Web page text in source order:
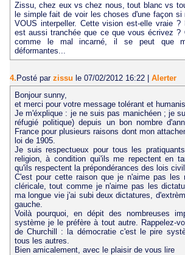
Zissu, chez eux vs chez nous, tout blanc vs
le simple fait de voir les choses d'une façon si
VOUS interpeller. Cette vision est-elle vraie
est aussi tranchée que ce que vous écrivez ?
comme le mal incarné, il se peut que
déformantes...
4.Posté par zissu le 07/02/2012 16:22 | Alerter
Bonjour sunny,
et merci pour votre message tolérant et
Je m'éxplique : je ne suis pas manichéen ; je
réfugié politique) depuis un bon nombre
France pour plusieurs raisons dont mon
loi de 1905.
Je suis respectueux pour tous les
religion, à condition qui'ils me repectent en
qu'ils respectent la prépondérances des lois
C'est pour cette raison que je n'aime pas les
cléricale, tout comme je n'aime pas les
ma longue vie j'ai subi deux dictatures,
gauche.
Voilà pourquoi, en dépit des nombreuses
système je le préfère à tout autre. Rappelez-
de Churchill : la démocratie c'est le pire
tous les autres.
Bien amicalement, avec le plaisir de vous lire